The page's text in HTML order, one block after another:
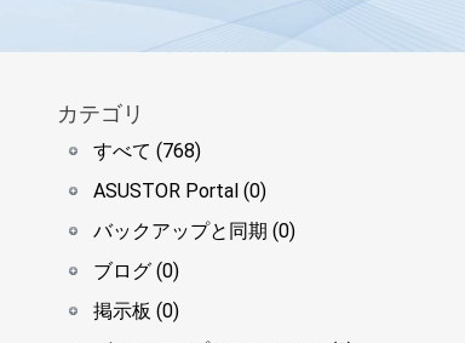
カテゴリ
すべて (768)
ASUSTOR Portal (0)
バックアップと同期 (0)
ブログ (0)
掲示板 (0)